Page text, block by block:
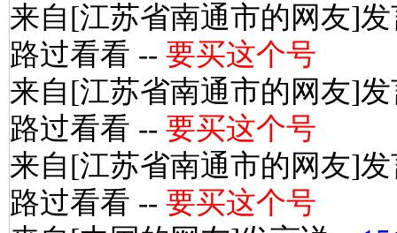
来自[江苏省南通市的网友]
路过看看 -- 要买这个号
来自[江苏省南通市的网友]
路过看看 -- 要买这个号
来自[江苏省南通市的网友]
路过看看 -- 要买这个号